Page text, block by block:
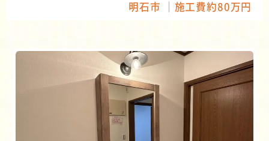
明石市 施工費約80万円